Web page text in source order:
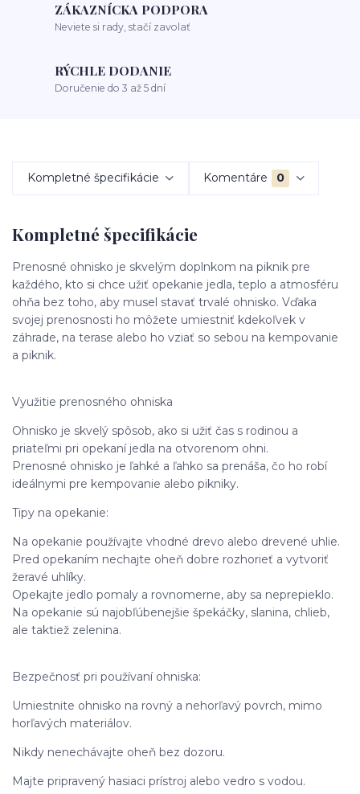
ZÁKAZNÍCKA PODPORA
Neviete si rady, stačí zavolať
RÝCHLE DODANIE
Doručenie do 3 až 5 dní
Kompletné špecifikácie Komentáre 0
Kompletné špecifikácie
Prenosné ohnisko je skvelým doplnkom na piknik pre
každého, kto si chce užiť opekanie jedla, teplo a atmosféru
ohňa bez toho, aby musel stavať trvalé ohnisko. Vďaka
svojej prenosnosti ho môžete umiestniť kdekoľvek v
záhrade, na terase alebo ho vziať so sebou na kempovanie
a piknik.
Využitie prenosného ohniska
Ohnisko je skvelý spôsob, ako si užiť čas s rodinou a
priateľmi pri opekaní jedla na otvorenom ohni.
Prenosné ohnisko je ľahké a ľahko sa prenáša, čo ho robí
ideálnymi pre kempovanie alebo pikniky.
Tipy na opekanie:
Na opekanie používajte vhodné drevo alebo drevené uhlie.
Pred opekaním nechajte oheň dobre rozhorieť a vytvoriť
žeravé uhlíky.
Opekajte jedlo pomaly a rovnomerne, aby sa neprepieklo.
Na opekanie sú najobľúbenejšie špekáčky, slanina, chlieb,
ale taktiež zelenina.
Bezpečnosť pri používaní ohniska:
Umiestnite ohnisko na rovný a nehorľavý povrch, mimo
horľavých materiálov.
Nikdy nenechávajte oheň bez dozoru.
Majte pripravený hasiaci prístroj alebo vedro s vodou.